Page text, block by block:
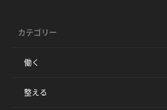
カテゴリー
働く
整える